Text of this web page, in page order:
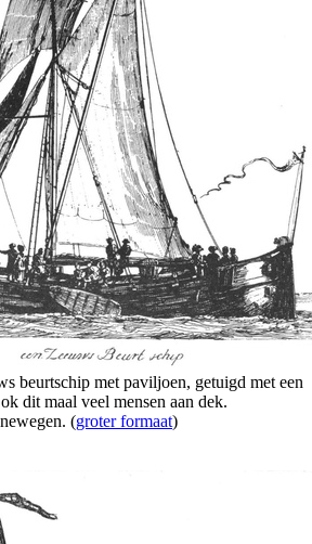
beurtschip met paviljoen, getuigd met een
dit maal veel mensen aan dek.
(groter formaat)